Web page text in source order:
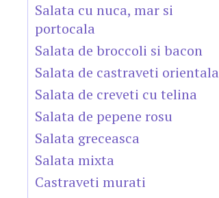
Salata cu nuca, mar si
portocala
Salata de broccoli si bacon
Salata de castraveti orientala
Salata de creveti cu telina
Salata de pepene rosu
Salata greceasca
Salata mixta
Castraveti murati